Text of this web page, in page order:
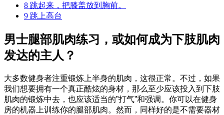
8 跳起来，把膝盖放到胸前。
9 跳上高台
男士腿部肌肉练习，或如何成为下肢肌肉
发达的主人？
大多数健身者注重锻炼上半身的肌肉，这很正常。不过，如果
我们想要拥有一个真正酷炫的身材，那么至少应该投入到下肢
肌肉的锻炼中去，也应该适当的”打气”和强调。你可以在健身
房的机器上训练你的腿部肌肉。然而，同样好的是不需要器材